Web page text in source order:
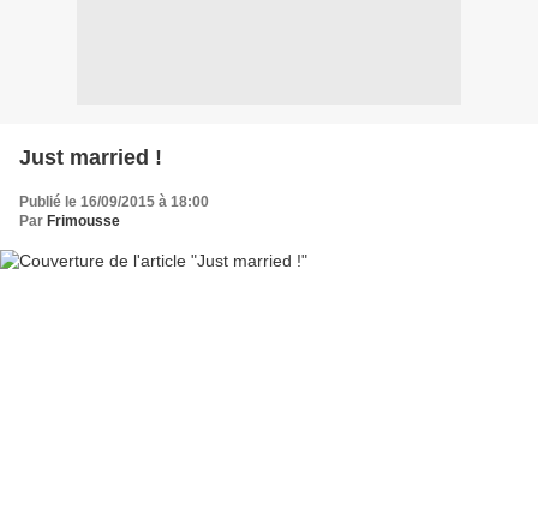
Just married !
Publié le 16/09/2015 à 18:00
Par Frimousse